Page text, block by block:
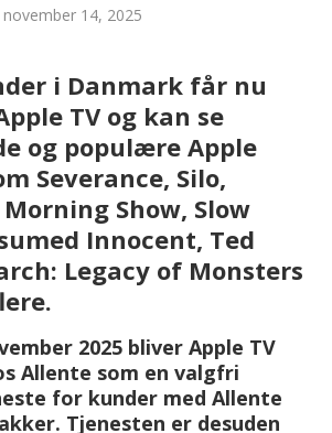
november 14, 2025
i Danmark får nu
TV og kan se
og populære Apple
Severance, Silo,
Show, Slow
Innocent, Ted
Legacy of Monsters
2025 bliver Apple TV
Allente som en valgfri
for kunder med Allente
Tjenesten er desuden